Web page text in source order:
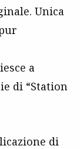
Unica
a
di “Station
di